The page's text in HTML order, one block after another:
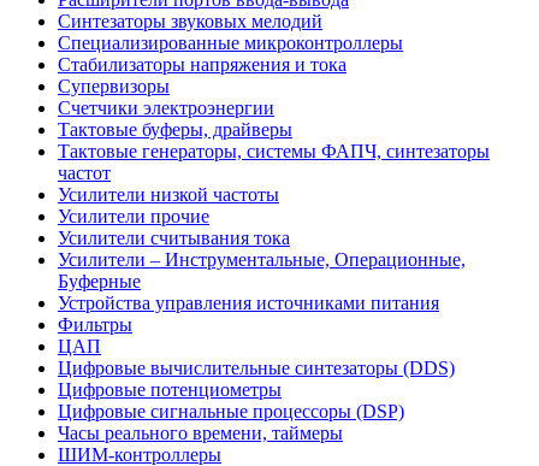
Синтезаторы звуковых мелодий
Специализированные микроконтроллеры
Стабилизаторы напряжения и тока
Супервизоры
Счетчики электроэнергии
Тактовые буферы, драйверы
Тактовые генераторы, системы ФАПЧ, синтезаторы
частот
Усилители низкой частоты
Усилители прочие
Усилители считывания тока
Усилители – Инструментальные, Операционные,
Буферные
Устройства управления источниками питания
Фильтры
ЦАП
Цифровые вычислительные синтезаторы (DDS)
Цифровые потенциометры
Цифровые сигнальные процессоры (DSP)
Часы реального времени, таймеры
ШИМ-контроллеры